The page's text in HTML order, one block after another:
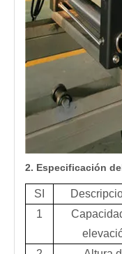
2. Especificación
SI
1